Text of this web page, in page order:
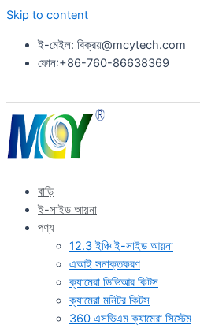
Skip to content
ই-মেইল: বিক্রয়@mcytech.com
ফোন:+86-760-86638369
বাড়ি
ই-সাইড আয়না
পণ্য
12.3 ইঞ্চি ই-সাইড আয়না
এআই সনাক্তকরণ
ক্যামেরা ডিভিআর কিটস
ক্যামেরা মনিটর কিটস
360 এসভিএম ক্যামেরা সিস্টেম